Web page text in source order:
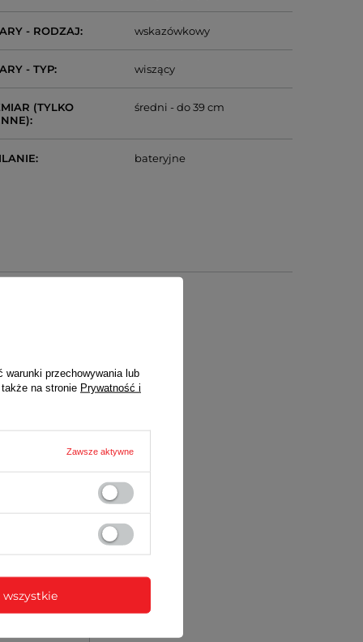
- RODZAJ wskazówkowy
- TYP wiszący
(TYLKO
średni - do 39 cm
bateryjne
zakupu
warunki przechowywania lub
na stronie Prywatność i
Zawsze aktywne